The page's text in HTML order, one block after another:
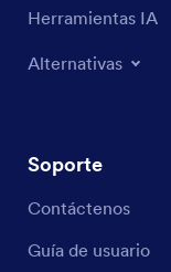
Herramientas IA
Alternativas
Soporte
Contáctenos
Guía de usuario